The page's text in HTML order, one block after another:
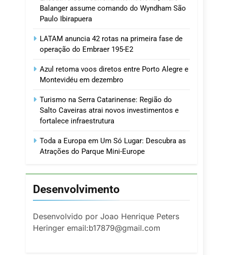
Balanger assume comando do Wyndham São
Paulo Ibirapuera
LATAM anuncia 42 rotas na primeira fase de
operação do Embraer 195-E2
Azul retoma voos diretos entre Porto Alegre e
Montevidéu em dezembro
Turismo na Serra Catarinense: Região do
Salto Caveiras atrai novos investimentos e
fortalece infraestrutura
Toda a Europa em Um Só Lugar: Descubra as
Atrações do Parque Mini-Europe
Desenvolvimento
Desenvolvido por Joao Henrique Peters
Heringer email:b17879@gmail.com